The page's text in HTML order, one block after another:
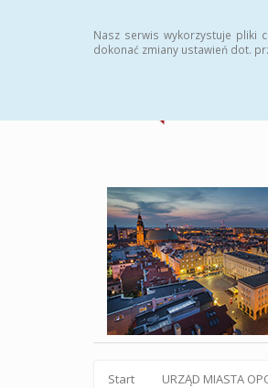
Nasz serwis wykorzystuje pliki
dokonać zmiany ustawień dot.
Start URZĄD MIASTA